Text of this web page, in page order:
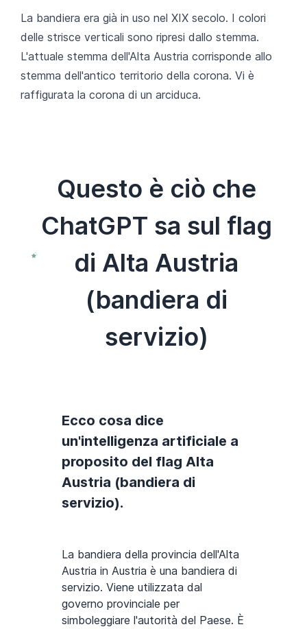
La bandiera era già in uso nel XIX secolo. I colori
delle strisce verticali sono ripresi dallo stemma.
L'attuale stemma dell'Alta Austria corrisponde allo
stemma dell'antico territorio della corona. Vi è
raffigurata la corona di un arciduca.
Questo è ciò che
ChatGPT sa sul flag
di Alta Austria
(bandiera di
servizio)
Ecco cosa dice
un'intelligenza artificiale a
proposito del flag Alta
Austria (bandiera di
servizio).
La bandiera della provincia dell'Alta
Austria in Austria è una bandiera di
servizio. Viene utilizzata dal
governo provinciale per
simboleggiare l'autorità del Paese. È